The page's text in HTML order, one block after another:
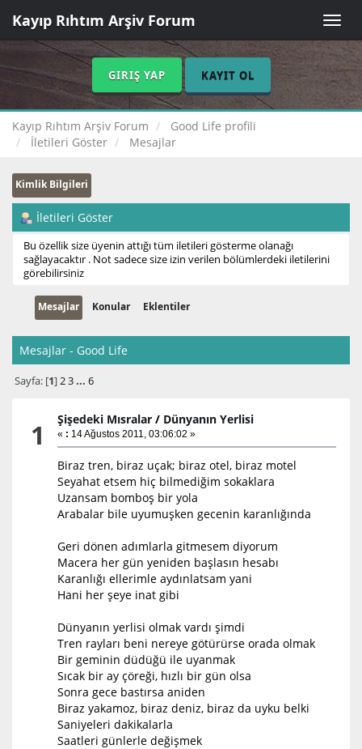
Toggle
Kayıp Rıhtım Arşiv Forum
GIRIŞ YAP KAYIT OL
Kayıp Rıhtım Arşiv Forum
Good Life profili
İletileri Göster
Mesajlar
Kimlik Bilgileri
İletileri Göster
Bu özellik size üyenin attığı tüm iletileri gösterme olanağı
sağlayacaktır . Not sadece size izin verilen bölümlerdeki iletilerini
görebilirsiniz
Mesajlar Konular Eklentiler
Mesajlar - Good Life
Sayfa: [1]2 3 ... 6
1 Şişedeki Mısralar / Dünyanın Yerlisi
« : 14 Ağustos 2011, 03:06:02 »
Biraz tren, biraz uçak; biraz otel, biraz motel
Seyahat etsem hiç bilmediğim sokaklara
Uzansam bomboş bir yola
Arabalar bile uyumuşken gecenin karanlığında
Geri dönen adımlarla gitmesem diyorum
Macera her gün yeniden başlasın hesabı
Karanlığı ellerimle aydınlatsam yani
Hani her şeye inat gibi
Dünyanın yerlisi olmak vardı şimdi
Tren rayları beni nereye götürürse orada olmak
Bir geminin düdüğü ile uyanmak
Sıcak bir ay çöreği, hızlı bir gün olsa
Sonra gece bastırsa aniden
Biraz yakamoz, biraz deniz, biraz da uyku belki
Saniyeleri dakikalarla
Saatleri günlerle değişmek